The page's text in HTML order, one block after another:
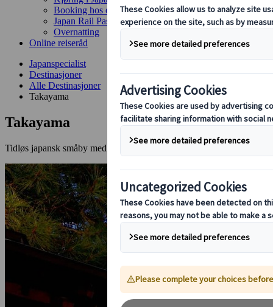
Booking hos oss
Japan Rail Pass
Overnatting
Online reiseråd
Japanspecialist
Destinasjoner
Alle Destinasjoner
Takayama
Takayama
Tidløs japansk småby med brosteinsgater og sjel